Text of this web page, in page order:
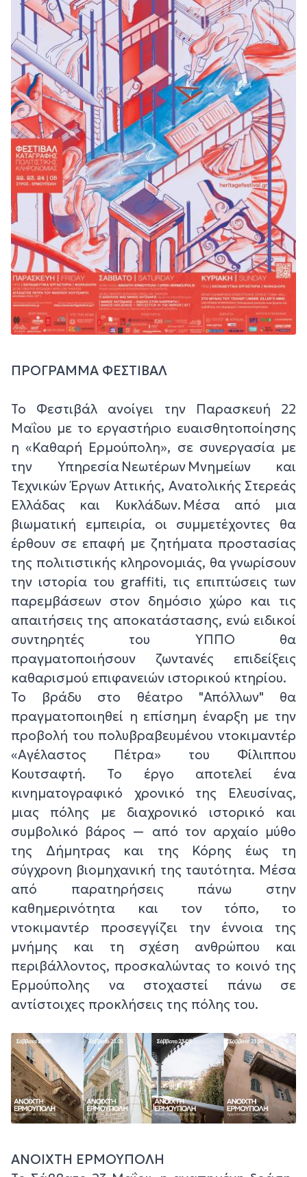
ΠΡΟΓΡΑΜΜΑ ΦΕΣΤΙΒΑΛ
Το Φεστιβάλ ανοίγει την Παρασκευή 22
Μαΐου με το εργαστήριο ευαισθητοποίησης
η «Καθαρή Ερμούπολη», σε συνεργασία με
την Υπηρεσία Νεωτέρων Μνημείων και
Τεχνικών Έργων Αττικής, Ανατολικής Στερεάς
Ελλάδας και Κυκλάδων. Μέσα από μια
βιωματική εμπειρία, οι συμμετέχοντες θα
έρθουν σε επαφή με ζητήματα προστασίας
της πολιτιστικής κληρονομιάς, θα γνωρίσουν
την ιστορία του graffiti, τις επιπτώσεις των
παρεμβάσεων στον δημόσιο χώρο και τις
απαιτήσεις της αποκατάστασης, ενώ ειδικοί
συντηρητές του ΥΠΠΟ θα
πραγματοποιήσουν ζωντανές επιδείξεις
καθαρισμού επιφανειών ιστορικού κτηρίου.
Το βράδυ στο θέατρο "Απόλλων" θα
πραγματοποιηθεί η επίσημη έναρξη με την
προβολή του πολυβραβευμένου ντοκιμαντέρ
«Αγέλαστος Πέτρα» του Φίλιππου
Κουτσαφτή. Το έργο αποτελεί ένα
κινηματογραφικό χρονικό της Ελευσίνας,
μιας πόλης με διαχρονικό ιστορικό και
συμβολικό βάρος — από τον αρχαίο μύθο
της Δήμητρας και της Κόρης έως τη
σύγχρονη βιομηχανική της ταυτότητα. Μέσα
από παρατηρήσεις πάνω στην
καθημερινότητα και τον τόπο, το
ντοκιμαντέρ προσεγγίζει την έννοια της
μνήμης και τη σχέση ανθρώπου και
περιβάλλοντος, προσκαλώντας το κοινό της
Ερμούπολης να στοχαστεί πάνω σε
αντίστοιχες προκλήσεις της πόλης του.
ΑΝΟΙΧΤΗ ΕΡΜΟΥΠΟΛΗ